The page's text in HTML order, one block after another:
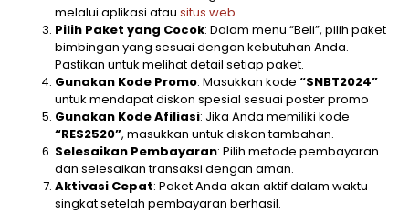
melalui aplikasi atau situs web.
Pilih Paket yang Cocok: Dalam menu “Beli”, pilih paket
bimbingan yang sesuai dengan kebutuhan Anda.
Pastikan untuk melihat detail setiap paket.
Gunakan Kode Promo: Masukkan kode “SNBT2024”
untuk mendapat diskon spesial sesuai poster promo
Gunakan Kode Afiliasi: Jika Anda memiliki kode
“RES2520”, masukkan untuk diskon tambahan.
Selesaikan Pembayaran: Pilih metode pembayaran
dan selesaikan transaksi dengan aman.
Aktivasi Cepat: Paket Anda akan aktif dalam waktu
singkat setelah pembayaran berhasil.